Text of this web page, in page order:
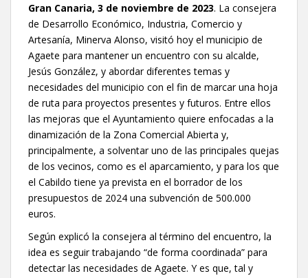
Gran Canaria, 3 de noviembre de 2023. La consejera
de Desarrollo Económico, Industria, Comercio y
Artesanía, Minerva Alonso, visitó hoy el municipio de
Agaete para mantener un encuentro con su alcalde,
Jesús González, y abordar diferentes temas y
necesidades del municipio con el fin de marcar una hoja
de ruta para proyectos presentes y futuros. Entre ellos
las mejoras que el Ayuntamiento quiere enfocadas a la
dinamización de la Zona Comercial Abierta y,
principalmente, a solventar uno de las principales quejas
de los vecinos, como es el aparcamiento, y para los que
el Cabildo tiene ya prevista en el borrador de los
presupuestos de 2024 una subvención de 500.000
euros.
Según explicó la consejera al término del encuentro, la
idea es seguir trabajando “de forma coordinada” para
detectar las necesidades de Agaete. Y es que, tal y